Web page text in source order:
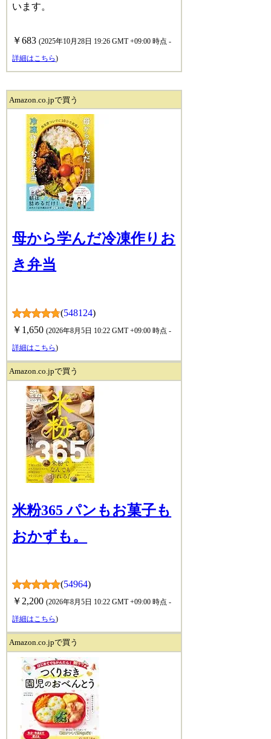
います。
￥683 (2025年10月28日 19:26 GMT +09:00 時点 -
詳細はこちら)
Amazon.co.jpで買う
母から学んだ冷凍作りお
き弁当
(548124)
￥1,650 (2026年8月5日 10:22 GMT +09:00 時点 -
詳細はこちら)
Amazon.co.jpで買う
米粉365 パンもお菓子も
おかずも。
(54964)
￥2,200 (2026年8月5日 10:22 GMT +09:00 時点 -
詳細はこちら)
Amazon.co.jpで買う